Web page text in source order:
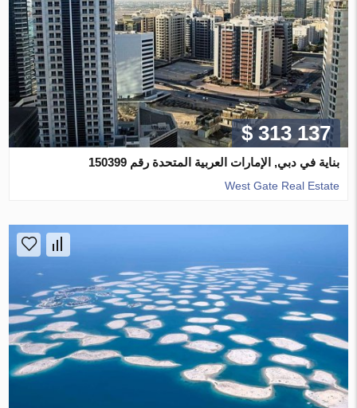
$ 313 137
بناية في دبي, الإمارات العربية المتحدة رقم 150399
West Gate Real Estate